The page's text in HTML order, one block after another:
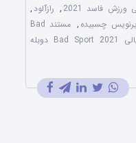
فاسد 2021 , رازآلود ,
,
مستند Bad
مستند سریالی Bad Sport 2021 دوبله